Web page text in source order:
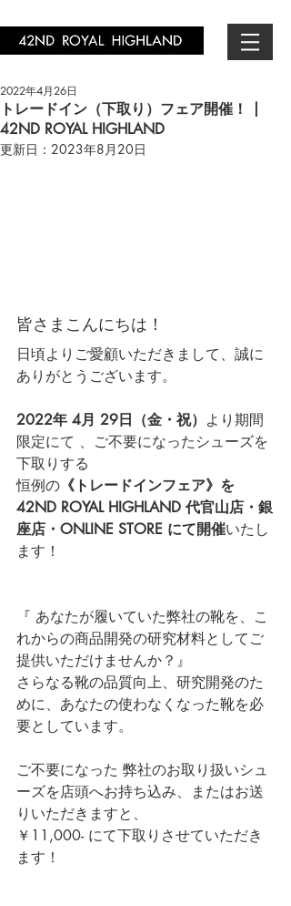
トレードイン（下取り）フェア開催！ |
42ND ROYAL HIGHLAND
2022年4月26日
更新日： 2023年8月20日
皆さまこんにちは！
日頃よりご愛顧いただきまして、誠に
ありがとうございます。
2022年 4月 29日（金・祝） より期間
限定にて 、ご不要になったシューズを
下取りする
恒例の 《トレードインフェア》を
42ND ROYAL HIGHLAND 代官山店・銀
座店・ ONLINE STORE にて開催いたし
ます！
『 あなたが履いていた弊社の靴を、こ
れからの商品開発の研究材料としてご
提供いただけませんか？』
さらなる靴の品質向上、研究開発のた
めに、あなたの使わなくなった靴を必
要としています。
ご不要になった 弊社のお取り扱いシュ
ーズを店頭へお持ち込み、またはお送
りいただきますと、
￥11,000- にて下取りさせていただき
ます！